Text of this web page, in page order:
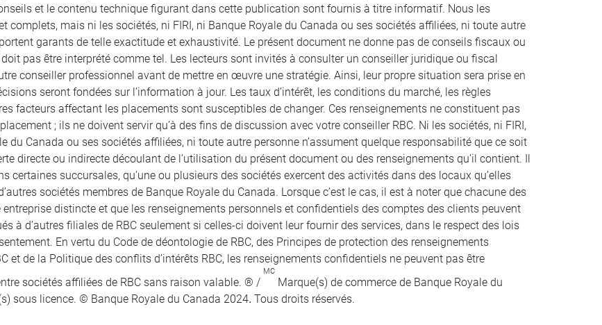
et le contenu technique figurant dans cette publication sont fournis à titre informatif. Nous les
complets, mais ni les sociétés, ni FIRI, ni Banque Royale du Canada ou ses sociétés affiliées, ni toute autre
garants de telle exactitude et exhaustivité. Le présent document ne donne pas de conseils fiscaux ou
pas être interprété comme tel. Les lecteurs sont invités à consulter un conseiller juridique ou fiscal
conseiller professionnel avant de mettre en œuvre une stratégie. Ainsi, leur propre situation sera prise en
seront fondées sur l’information à jour. Les taux d’intérêt, les conditions du marché, les règles
facteurs affectant les placements sont susceptibles de changer. Ces renseignements ne constituent pas
; ils ne doivent servir qu’à des fins de discussion avec votre conseiller RBC. Ni les sociétés, ni FIRI,
du Canada ou ses sociétés affiliées, ni toute autre personne n’assument quelque responsabilité que ce soit
directe ou indirecte découlant de l’utilisation du présent document ou des renseignements qu’il contient. Il
certaines succursales, qu’une ou plusieurs des sociétés exercent des activités dans des locaux qu’elles
sociétés membres de Banque Royale du Canada. Lorsque c’est le cas, il est à noter que chacune des
entreprise distincte et que les renseignements personnels et confidentiels des comptes des clients peuvent
à d’autres filiales de RBC seulement si celles-ci doivent leur fournir des services, dans le respect des lois
En vertu du Code de déontologie de RBC, des Principes de protection des renseignements
et de la Politique des conflits d’intérêts RBC, les renseignements confidentiels ne peuvent pas être
sociétés affiliées de RBC sans raison valable. ® /
MC
Marque(s) de commerce de Banque Royale du
sous licence. © Banque Royale du Canada 2024. Tous droits réservés.